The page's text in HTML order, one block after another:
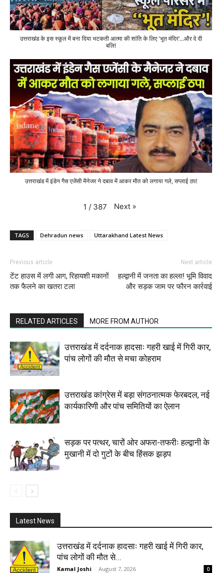
उत्तराखंड के इस स्कूल में बना दिया भटकती आत्मा की शांति के लिए 'भूत मंदिर'...और दे दी
बलि!
उत्तराखंड में इंडेन गैस एजेंसी मैनेजर ने दबाव में आकर मौत को लगाया गले, सप्लाई ठप!
1 / 387 Next »
TAGS Dehradun news Uttarakhand Latest News
Previous article
टेंट हाउस में लगी आग, रिहायशी मकानों
तक फैलने का खतरा टला
Next article
हल्द्वानी में जनता का हल्ला! भूमि विवाद
और सड़क जाम पर फौरन कार्रवाई
RELATED ARTICLES MORE FROM AUTHOR
उत्तराखंड में दर्दनाक हादसाः गहरी खाई में गिरी कार,
पांच लोगों की मौत से मचा कोहराम
उत्तराखंड कांग्रेस में बड़ा संगठनात्मक फेरबदल, नई
कार्यकारिणी और पांच समितियों का ऐलान
सड़क पर पत्थर, चारों ओर अफरा-तफरीः हल्द्वानी के
मुखानी में दो गुटों के बीच हिंसक झड़प
Latest News
उत्तराखंड में दर्दनाक हादसाः गहरी खाई में गिरी कार,
पांच लोगों की मौत से...
Kamal Joshi - August 7, 2026 0